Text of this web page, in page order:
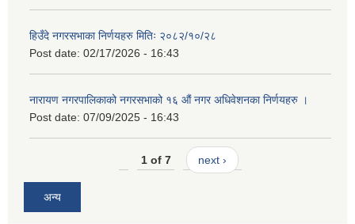
हिउँदे नगरसभाका निर्णयहरु मितिः २०८२/१०/२८
Post date: 02/17/2026 - 16:43
नारायण नगरपालिकाको नगरसभाको १६ औं नगर अधिवेशनका निर्णयहरु ।
Post date: 07/09/2025 - 16:43
1 of 7 next ›
अन्य